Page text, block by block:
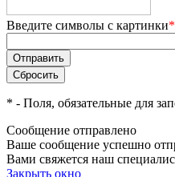
Введите символы с картинки*
* - Поля, обязательные для
Сообщение отправлено
Ваше сообщение успешно
Вами свяжется наш
Закрыть окно